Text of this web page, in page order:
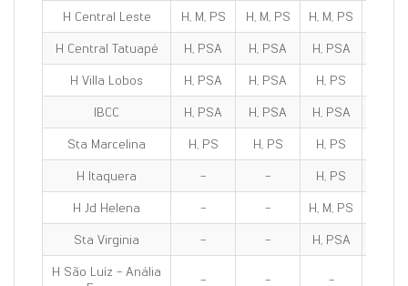
H Central Leste
H, M, PS H, M, PS H, M, PS
H Central Tatuapé
H, PSA H, PSA H, PSA
H Villa Lobos
H, PSA H, PSA H, PS
IBCC
H, PSA H, PSA H, PSA
Sta Marcelina
H, PS H, PS H, PS
H Itaquera
- - H, PS
H Jd Helena
- - H, M, PS
Sta Virginia
- - H, PSA
H São Luíz - Anália
- - -